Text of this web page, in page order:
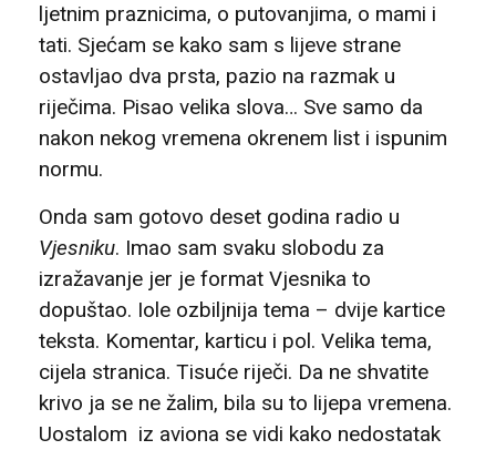
ljetnim praznicima, o putovanjima, o mami i
tati. Sjećam se kako sam s lijeve strane
ostavljao dva prsta, pazio na razmak u
riječima. Pisao velika slova… Sve samo da
nakon nekog vremena okrenem list i ispunim
normu.
Onda sam gotovo deset godina radio u
Vjesniku. Imao sam svaku slobodu za
izražavanje jer je format Vjesnika to
dopuštao. Iole ozbiljnija tema – dvije kartice
teksta. Komentar, karticu i pol. Velika tema,
cijela stranica. Tisuće riječi. Da ne shvatite
krivo ja se ne žalim, bila su to lijepa vremena.
Uostalom iz aviona se vidi kako nedostatak